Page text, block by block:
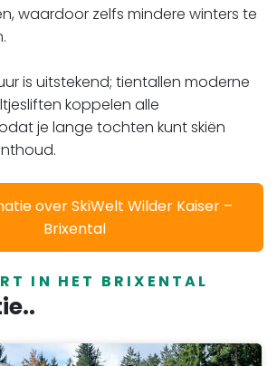
waardoor zelfs mindere winters te
is uitstekend; tientallen moderne
koppelen alle
je lange tochten kunt skiën
over SkiWelt Wilder Kaiser –
Brixental
IN HET BRIXENTAL